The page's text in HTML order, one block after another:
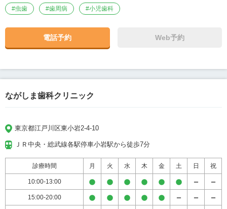
#虫歯 #歯周病 #小児歯科
電話予約 Web予約
ながしま歯科クリニック
東京都江戸川区東小岩2-4-10
ＪＲ中央・総武線各駅停車小岩駅から徒歩7分
診療時間 月 火 水 木 金 土 日 祝
10:00-13:00
15:00-20:00